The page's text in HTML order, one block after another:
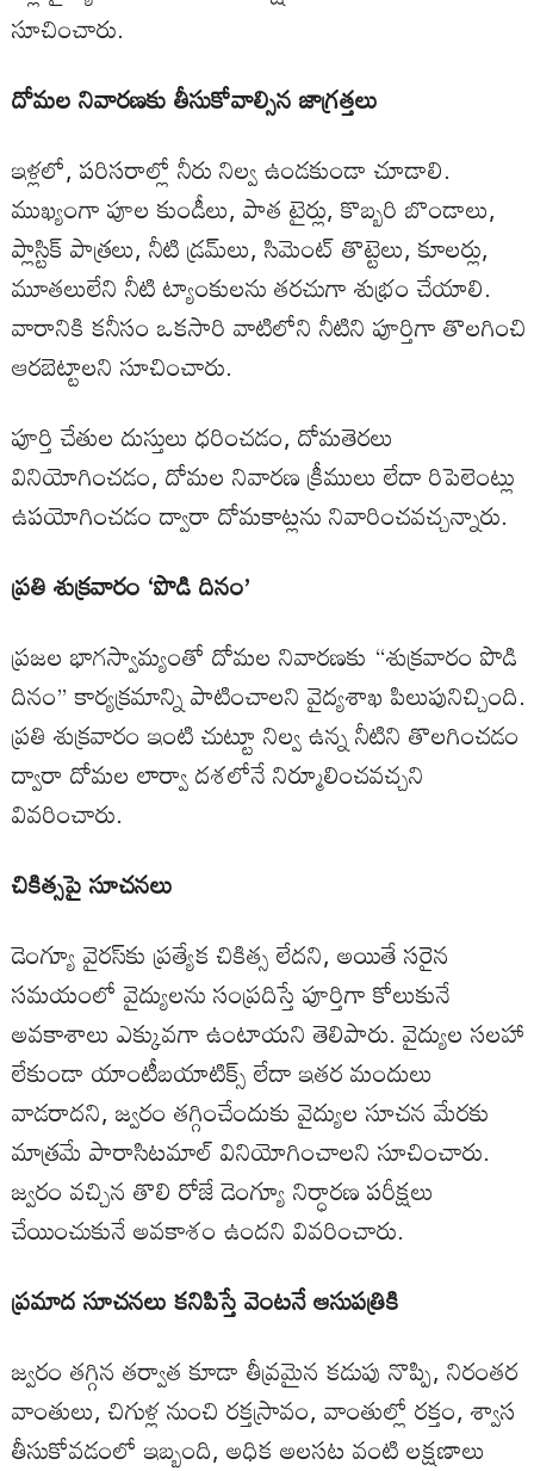
సూచించారు.
దోమల నివారణకు తీసుకోవాల్సిన జాగ్రత్తలు
ఇళ్లలో, పరిసరాల్లో నీరు నిల్వ ఉండకుండా చూడాలి.
ముఖ్యంగా పూల కుండీలు, పాత టైర్లు, కొబ్బరి బొండాలు,
ప్లాస్టిక్ పాత్రలు, నీటి డ్రమ్‌లు, సిమెంట్ తొట్టెలు, కూలర్లు,
మూతలులేని నీటి ట్యాంకులను తరచుగా శుభ్రం చేయాలి.
వారానికి కనీసం ఒకసారి వాటిలోని నీటిని పూర్తిగా తొలగించి
ఆరబెట్టాలని సూచించారు.
పూర్తి చేతుల దుస్తులు ధరించడం, దోమతెరలు
వినియోగించడం, దోమల నివారణ క్రీములు లేదా రిపెలెంట్లు
ఉపయోగించడం ద్వారా దోమకాట్లను నివారించవచ్చన్నారు.
ప్రతి శుక్రవారం ‘పొడి దినం’
ప్రజల భాగస్వామ్యంతో దోమల నివారణకు “శుక్రవారం పొడి
దినం” కార్యక్రమాన్ని పాటించాలని వైద్యశాఖ పిలుపునిచ్చింది.
ప్రతి శుక్రవారం ఇంటి చుట్టూ నిల్వ ఉన్న నీటిని తొలగించడం
ద్వారా దోమల లార్వా దశలోనే నిర్మూలించవచ్చని
వివరించారు.
చికిత్సపై సూచనలు
డెంగ్యూ వైరస్‌కు ప్రత్యేక చికిత్స లేదని, అయితే సరైన
సమయంలో వైద్యులను సంప్రదిస్తే పూర్తిగా కోలుకునే
అవకాశాలు ఎక్కువగా ఉంటాయని తెలిపారు. వైద్యుల సలహా
లేకుండా యాంటీబయాటిక్స్ లేదా ఇతర మందులు
వాడరాదని, జ్వరం తగ్గించేందుకు వైద్యుల సూచన మేరకు
మాత్రమే పారాసిటమాల్ వినియోగించాలని సూచించారు.
జ్వరం వచ్చిన తొలి రోజే డెంగ్యూ నిర్ధారణ పరీక్షలు
చేయించుకునే అవకాశం ఉందని వివరించారు.
ప్రమాద సూచనలు కనిపిస్తే వెంటనే ఆసుపత్రికి
జ్వరం తగ్గిన తర్వాత కూడా తీవ్రమైన కడుపు నొప్పి, నిరంతర
వాంతులు, చిగుళ్ల నుంచి రక్తస్రావం, వాంతుల్లో రక్తం, శ్వాస
తీసుకోవడంలో ఇబ్బంది, అధిక అలసట వంటి లక్షణాలు